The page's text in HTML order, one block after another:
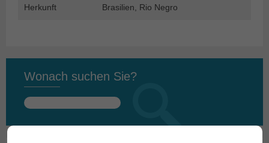
Herkunft Brasilien, Rio Negro
Wonach suchen Sie?
Suchen